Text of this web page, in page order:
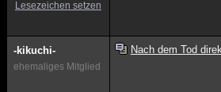
Lesezeichen setzen
-kikuchi-
ehemaliges Mitglied
Nach dem Tod